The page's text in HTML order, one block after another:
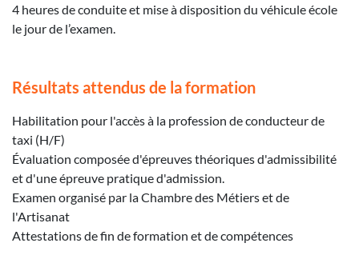
4 heures de conduite et mise à disposition du véhicule école
le jour de l’examen.
Résultats attendus de la formation
Habilitation pour l'accès à la profession de conducteur de
taxi (H/F)
Évaluation composée d'épreuves théoriques d'admissibilité
et d'une épreuve pratique d'admission.
Examen organisé par la Chambre des Métiers et de
l'Artisanat
Attestations de fin de formation et de compétences